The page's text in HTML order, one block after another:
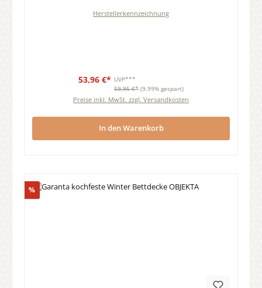
Herstellerkennzeichnung
53,96 €* UVP***
59,95 €* (9.99% gespart)
Preise inkl. MwSt. zzgl. Versandkosten
In den Warenkorb
%Rabatt